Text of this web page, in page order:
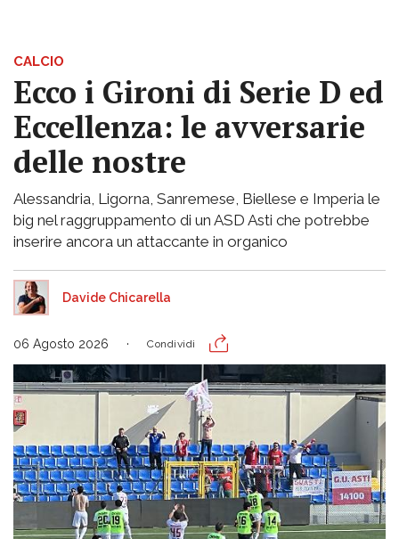
CALCIO
Ecco i Gironi di Serie D ed
Eccellenza: le avversarie
delle nostre
Alessandria, Ligorna, Sanremese, Biellese e Imperia le
big nel raggruppamento di un ASD Asti che potrebbe
inserire ancora un attaccante in organico
Davide Chicarella
06 Agosto 2026 Condividi